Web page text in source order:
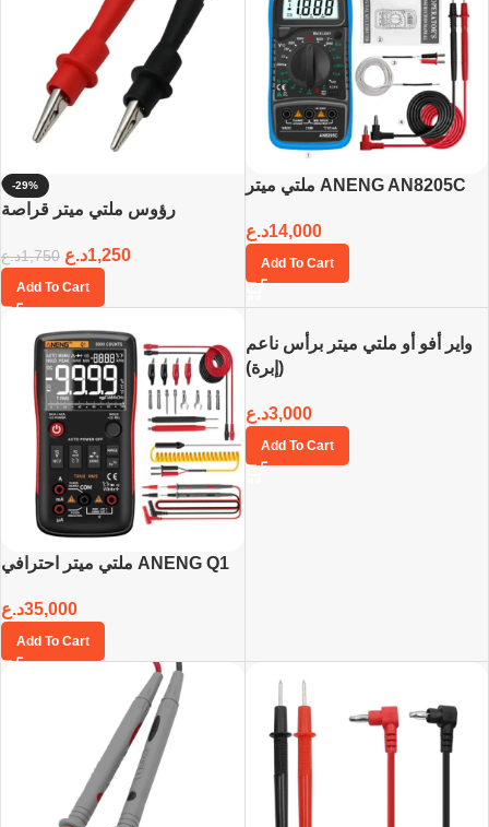
-29%
رؤوس ملتي ميتر قراصة
1,750د.ع 1,250د.ع
Add To Cart
ملتي ميتر ANENG AN8205C
14,000د.ع
Add To Cart
ملتي ميتر احترافي ANENG Q1
35,000د.ع
Add To Cart
واير أفو أو ملتي ميتر برأس ناعم
(إبرة)
3,000د.ع
Add To Cart